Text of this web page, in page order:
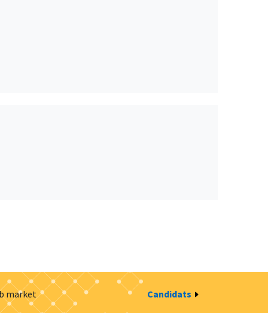
market Candidats